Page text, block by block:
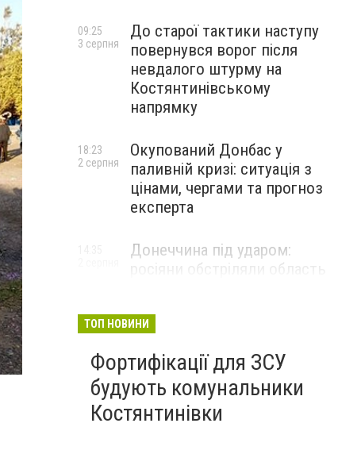
До старої тактики наступу
повернувся ворог після
невдалого штурму на
Костянтинівському
напрямку
09:25
3 серпня
Окупований Донбас у
паливній кризі: ситуація з
цінами, чергами та прогноз
експерта
18:23
2 серпня
Донеччина під ударом:
росіяни обстріляли область
ТОП НОВИНИ
Фортифікації для ЗСУ
будують комунальники
Костянтинівки